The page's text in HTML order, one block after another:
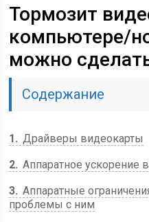
Тормозит
компьютере/
можно
Содержание
1
Драйверы видеокарты
2 Аппаратное ускорение
3 Аппаратные
проблемы с ним